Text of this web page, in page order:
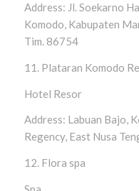
Address: Jl. Soekarno
Komodo, Kabupaten
Tim. 86754
11. Plataran Komodo
Hotel Resor
Address: Labuan Bajo,
Regency, East Nusa
12. Flora spa